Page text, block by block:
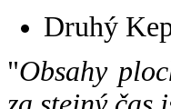
Druhý
"Obsahy